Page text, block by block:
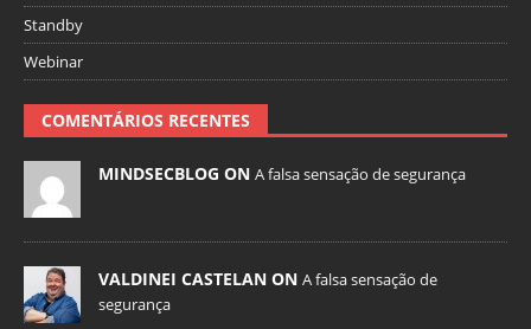
Standby
Webinar
COMENTÁRIOS RECENTES
MINDSECBLOG ON A falsa sensação de segurança
VALDINEI CASTELAN ON A falsa sensação de
segurança